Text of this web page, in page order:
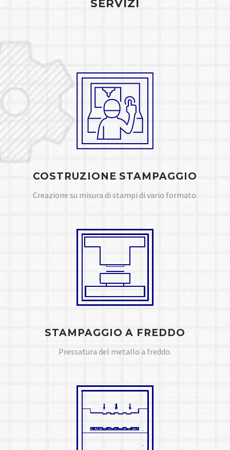
SERVIZI
COSTRUZIONE STAMPAGGIO
Creazione su misura di stampi di vario formato.
STAMPAGGIO A FREDDO
Pressatura del metallo a freddo.